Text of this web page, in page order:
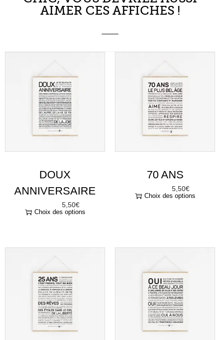
AIMER CES AFFICHES !
DOUX
ANNIVERSAIRE
5,50€
Choix des options
70 ANS
5,50€
Choix des options